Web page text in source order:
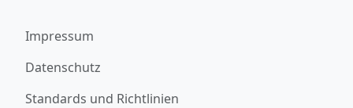
Impressum
Datenschutz
Standards und Richtlinien